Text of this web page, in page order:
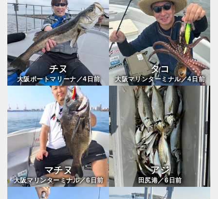
チヌ
大阪ポートマリーナ／4日前
タコ
大阪マリンターミナル／4日前
マチヌ
大阪マリンターミナル／6日前
アジ
田尻港／6日前